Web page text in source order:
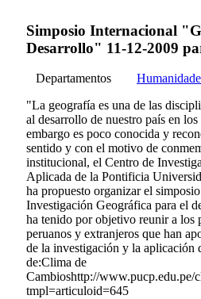
Simposio Internacional
Desarrollo" 11-12-2009
Departamentos
"La geografía es una de las
al desarrollo de nuestro país en
embargo es poco conocida y
sentido y con el motivo de
institucional, el Centro de
Aplicada de la Pontificia
ha propuesto organizar el
Investigación Geográfica para el
ha tenido por objetivo reunir a los
peruanos y extranjeros que han
de la investigación y la aplicación
de:Clima de
Cambioshttp://www.pucp.edu.pe/
tmpl=articuloid=645